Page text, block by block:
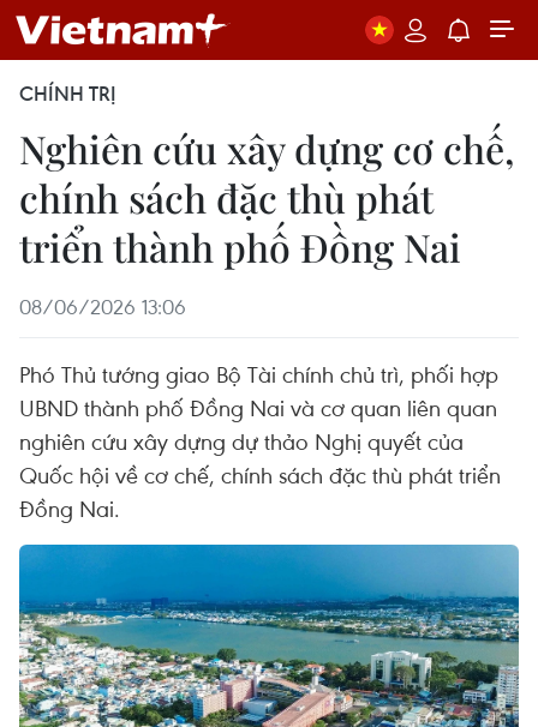
CHÍNH TRỊ
Nghiên cứu xây dựng cơ chế,
chính sách đặc thù phát
triển thành phố Đồng Nai
08/06/2026 13:06
Phó Thủ tướng giao Bộ Tài chính chủ trì, phối hợp
UBND thành phố Đồng Nai và cơ quan liên quan
nghiên cứu xây dựng dự thảo Nghị quyết của
Quốc hội về cơ chế, chính sách đặc thù phát triển
Đồng Nai.